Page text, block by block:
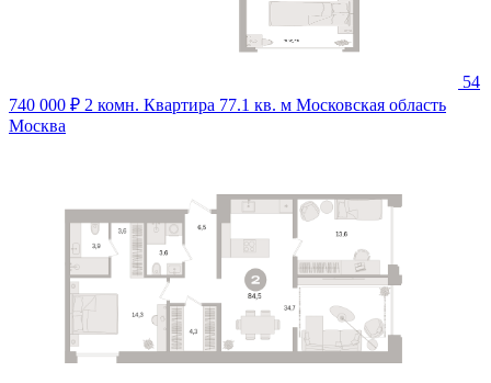
54
740 000 ₽ 2 комн. Квартира 77.1 кв. м Московская область
Москва